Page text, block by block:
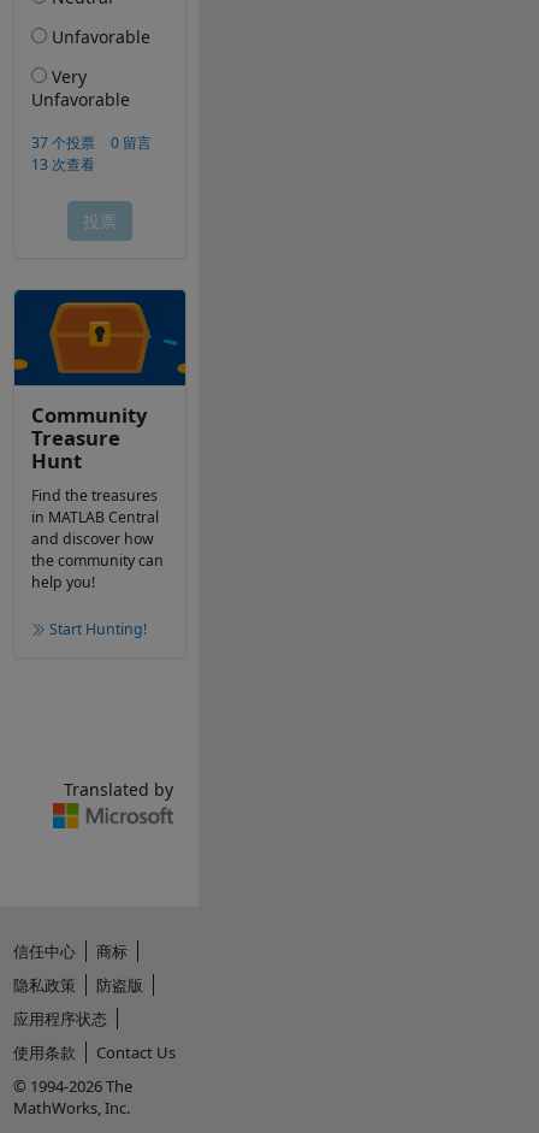
Community
Treasure
Hunt
Find the treasures
in MATLAB Central
and discover how
the community can
help you!
Start Hunting!
Translated by
信任中心
商标
隐私政策
防盗版
应用程序状态
使用条款
Contact Us
© 1994-2026 The
MathWorks, Inc.